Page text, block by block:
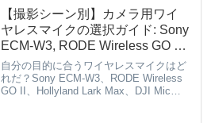
【撮影シーン別】カメラ用ワイ
ヤレスマイクの選択ガイド: Sony
ECM-W3, RODE Wireless GO II,
Hollyland Lark Max, DJI Mic
自分の目的に合うワイヤレスマイクはど
れだ？Sony ECM-W3、RODE Wireless
GO II、Hollyland Lark Max、DJI Micの